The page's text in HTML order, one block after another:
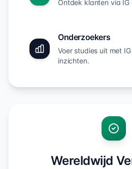
Ontdek klanten via
Onderzoekers
Voer studies uit met
inzichten.
Wereldwijd